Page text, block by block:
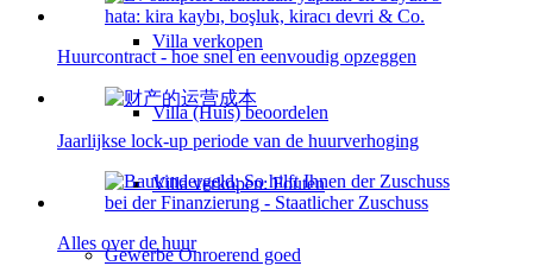
Villa verkopen
Villa (Huis) beoordelen
Villa verkopen: Fouten
GewerbeOnroerend goed
Huurcontract - hoe snel en eenvoudig opzeggen
Jaarlijkse lock-up periode van de huurverhoging
Alles over de huur